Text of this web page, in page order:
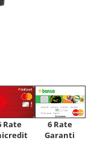
Rate
6 Rate
Garanti